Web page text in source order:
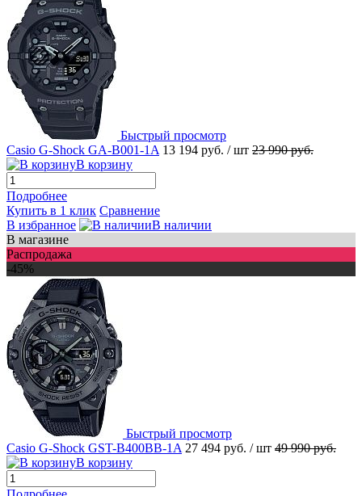
Быстрый просмотр
Casio G-Shock GA-B001-1A 13 194 руб. / шт 23 990 руб.
В корзину
Подробнее
Купить в 1 клик Сравнение
В избранное
В наличии
В магазине
Распродажа
-45%
Быстрый просмотр
Casio G-Shock GST-B400BB-1A 27 494 руб. / шт 49 990 руб.
В корзину